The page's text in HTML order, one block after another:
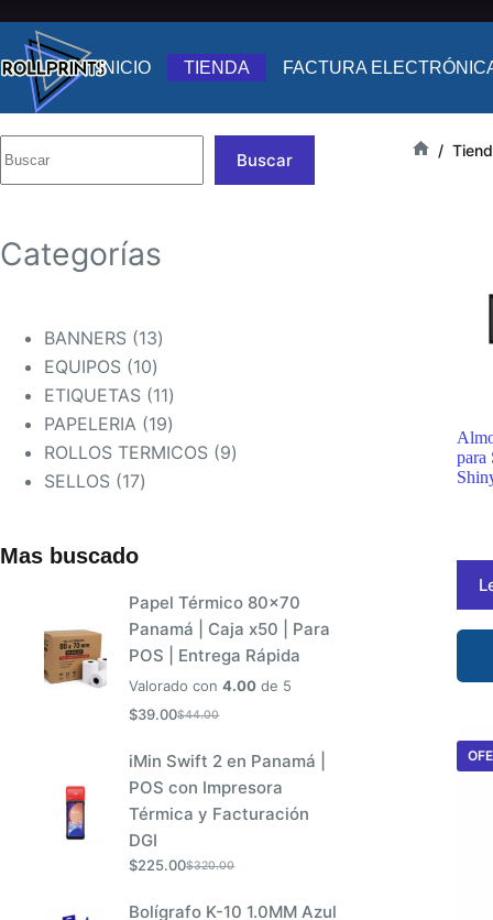
al
contenido
INICIO
TIENDA FACTURA
/
para
Buscar
Categorías
BANNERS 1313
EQUIPOS 1010
productos
ETIQUETAS 1111
productos
PAPELERIA 1919
productos
ROLLOS TERMICOS 99
SELLOS 1717
Mas buscado
Papel Térmico 80x70
Panamá | Caja x50 | Para
POS | Entrega Rápida
Valorado con4.00 de 5
$44.00
El
original
era:
$44.00.
$39.00
El
actual
es:
$39.00.
iMin Swift 2 en Panamá |
POS con Impresora
Térmica y Facturación
DGI
$320.00
El
$225.00
El
Bolígrafo K-10 1.0MM Azul